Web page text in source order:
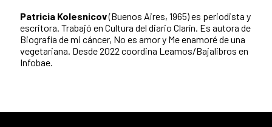
Patricia Kolesnicov(Buenos Aires, 1965) es periodista y
escritora. Trabajó en Cultura del diario Clarín. Es autora de
Biografía de mi cáncer, No es amor y Me enamoré de una
vegetariana. Desde 2022 coordina Leamos/Bajalibros en
Infobae.